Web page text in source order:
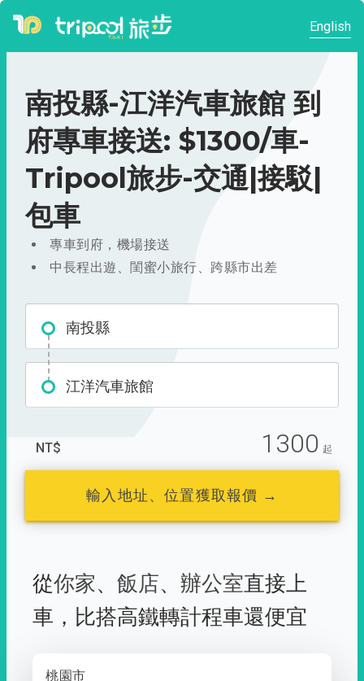
English
南投縣-江洋汽車旅館 到
府專車接送: $1300/車-
Tripool旅步-交通|接駁|
包車
專車到府，機場接送
中長程出遊、閨蜜小旅行、跨縣市出差
南投縣
江洋汽車旅館
NT$ 1300 起
輸入地址、位置獲取報價 →
從你家、 飯店、 辦公室直接上
車， 比搭高鐵轉計程車還便宜
桃園市